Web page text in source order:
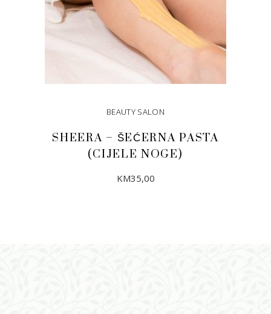
BEAUTY SALON
SHEERA – ŠEĆERNA PASTA
(CIJELE NOGE)
KM35,00